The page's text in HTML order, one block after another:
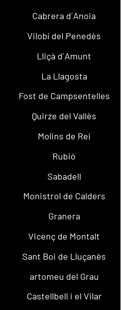
Cabrera d´Anoia
Vilobí del Penedès
Lliçà d´Amunt
La Llagosta
Fost de Campsentelles
Quirze del Vallès
Molins de Rei
Rubió
Sabadell
Monistrol de Calders
Granera
Vicenç de Montalt
Sant Boi de Lluçanès
artomeu del Grau
Castellbell i el Vilar